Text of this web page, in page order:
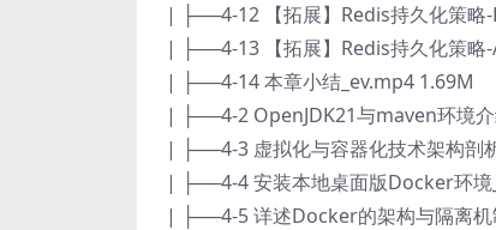
| ├──4-12 【拓展】Redis持久化策略-
| ├──4-13 【拓展】Redis持久化策略-
| ├──4-14 本章小结_ev.mp4 1.69M
| ├──4-2 OpenJDK21与maven环境
| ├──4-3 虚拟化与容器化技术架构剖
| ├──4-4 安装本地桌面版Docker环境
| ├──4-5 详述Docker的架构与隔离机